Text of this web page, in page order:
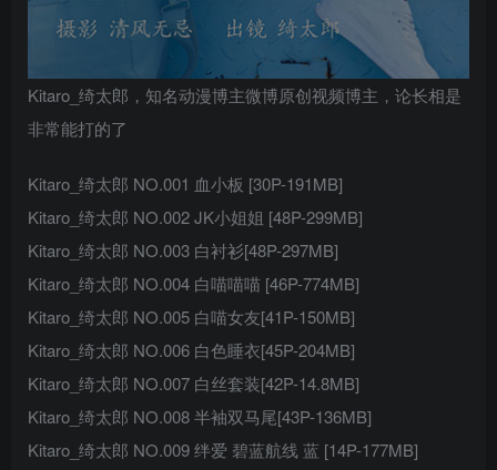
Kitaro_绮太郎，知名动漫博主微博原创视频博主，论长相是
非常能打的了
Kitaro_绮太郎 NO.001 血小板 [30P-191MB]
Kitaro_绮太郎 NO.002 JK小姐姐 [48P-299MB]
Kitaro_绮太郎 NO.003 白衬衫[48P-297MB]
Kitaro_绮太郎 NO.004 白喵喵喵 [46P-774MB]
Kitaro_绮太郎 NO.005 白喵女友[41P-150MB]
Kitaro_绮太郎 NO.006 白色睡衣[45P-204MB]
Kitaro_绮太郎 NO.007 白丝套装[42P-14.8MB]
Kitaro_绮太郎 NO.008 半袖双马尾[43P-136MB]
Kitaro_绮太郎 NO.009 绊爱 碧蓝航线 蓝 [14P-177MB]